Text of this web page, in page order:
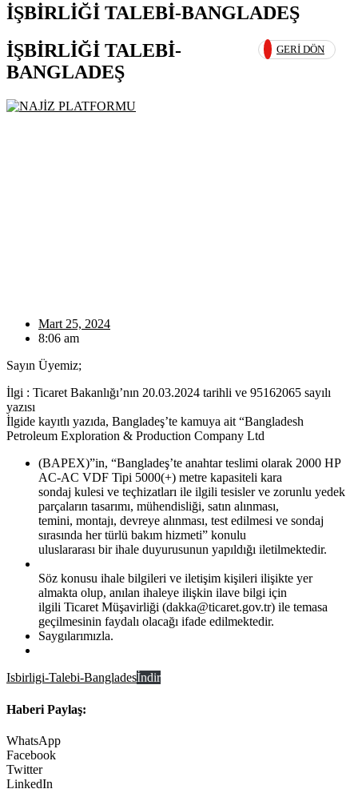
İŞBİRLİĞİ TALEBİ-BANGLADEŞ
GERI DÖN
İŞBİRLİĞİ TALEBİ-
BANGLADEŞ
Mart 25, 2024
8:06 am
Sayın Üyemiz;
İlgi : Ticaret Bakanlığı’nın 20.03.2024 tarihli ve 95162065 sayılı
yazısı
İlgide kayıtlı yazıda, Bangladeş’te kamuya ait “Bangladesh
Petroleum Exploration & Production Company Ltd
(BAPEX)”in, “Bangladeş’te anahtar teslimi olarak 2000 HP
AC-AC VDF Tipi 5000(+) metre kapasiteli kara
sondaj kulesi ve teçhizatları ile ilgili tesisler ve zorunlu yedek
parçaların tasarımı, mühendisliği, satın alınması,
temini, montajı, devreye alınması, test edilmesi ve sondaj
sırasında her türlü bakım hizmeti” konulu
uluslararası bir ihale duyurusunun yapıldığı iletilmektedir.
Söz konusu ihale bilgileri ve iletişim kişileri ilişikte yer
almakta olup, anılan ihaleye ilişkin ilave bilgi için
ilgili Ticaret Müşavirliği (dakka@ticaret.gov.tr) ile temasa
geçilmesinin faydalı olacağı ifade edilmektedir.
Saygılarımızla.
Isbirligi-Talebi-Bangladesİndir
Haberi Paylaş:
WhatsApp
Facebook
Twitter
LinkedIn